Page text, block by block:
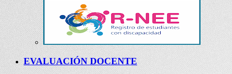
EVALUACIÓN DOCENTE